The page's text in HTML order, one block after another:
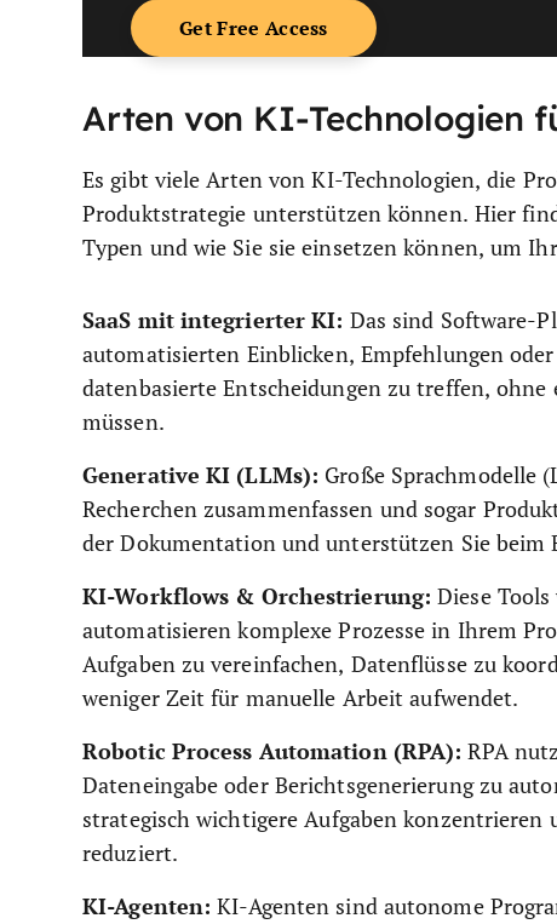
Arten von KI-Technologien
Es gibt viele Arten von KI-Technologien, die
Produktstrategie unterstützen können. Hier
Typen und wie Sie sie einsetzen können, um
SaaS mit integrierter KI: Das sind Software-
automatisierten Einblicken, Empfehlungen
datenbasierte Entscheidungen zu treffen,
müssen.
Generative KI (LLMs): Große Sprachmodelle
Recherchen zusammenfassen und sogar
der Dokumentation und unterstützen Sie
KI-Workflows & Orchestrierung: Diese
automatisieren komplexe Prozesse in Ihrem
Aufgaben zu vereinfachen, Datenflüsse zu
weniger Zeit für manuelle Arbeit aufwendet.
Robotic Process Automation (RPA): RPA
Dateneingabe oder Berichtsgenerierung zu
strategisch wichtigere Aufgaben konzentrieren
reduziert.
KI-Agenten: KI-Agenten sind autonome